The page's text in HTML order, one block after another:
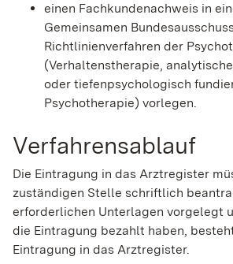
einen Fachkundenachweis in
Gemeinsamen
Richtlinienverfahren der
(Verhaltenstherapie,
oder tiefenpsychologisch
Psychotherapie) vorlegen.
Verfahrensablauf
Die Eintragung in das Arztregister
zuständigen Stelle schriftlich
erforderlichen Unterlagen vorgelegt
die Eintragung bezahlt haben,
Eintragung in das Arztregister.